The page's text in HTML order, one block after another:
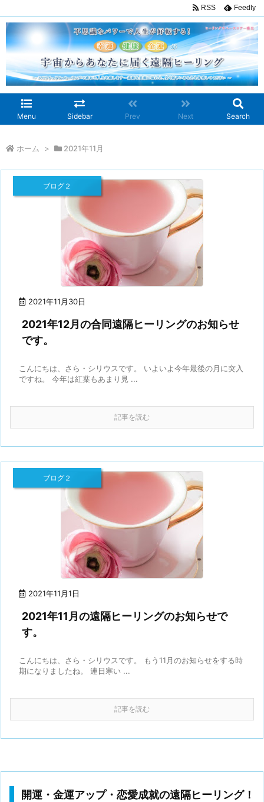
Menu Sidebar Prev Next Search
RSS Feedly
ホーム > 2021年11月
2021年11月30日
ブログ２
2021年12月の合同遠隔ヒーリングのお知らせ
です。
こんにちは、さら・シリウスです。 いよいよ今年最後の月に突入
ですね。 今年は紅葉もあまり見 ...
記事を読む
2021年11月1日
ブログ２
2021年11月の遠隔ヒーリングのお知らせで
す。
こんにちは、さら・シリウスです。 もう11月のお知らせをする時
期になりましたね。 連日寒い ...
記事を読む
開運・金運アップ・恋愛成就の遠隔ヒーリング！